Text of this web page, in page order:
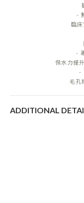
-
臨
-
保水力提
-
毛孔
ADDITIONAL